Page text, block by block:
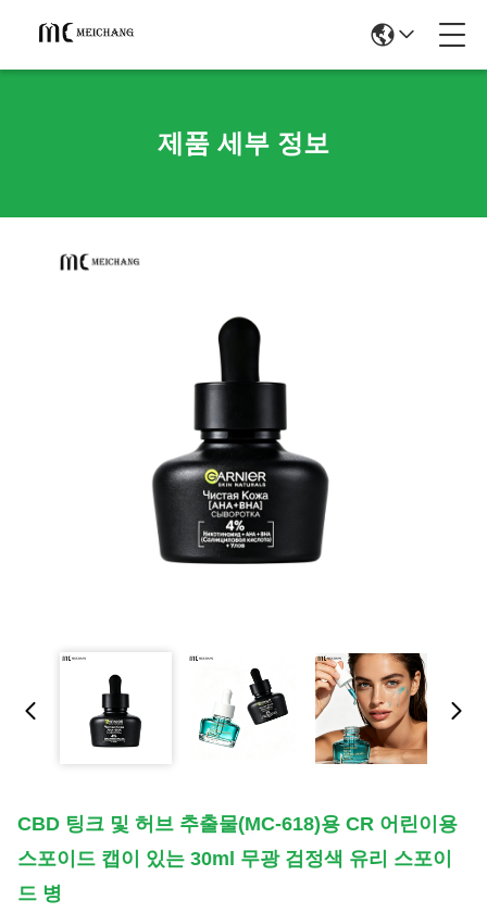
제품 세부 정보
CBD 팅크 및 허브 추출물(MC-618)용 CR 어린이용
스포이드 캡이 있는 30ml 무광 검정색 유리 스포이
드 병